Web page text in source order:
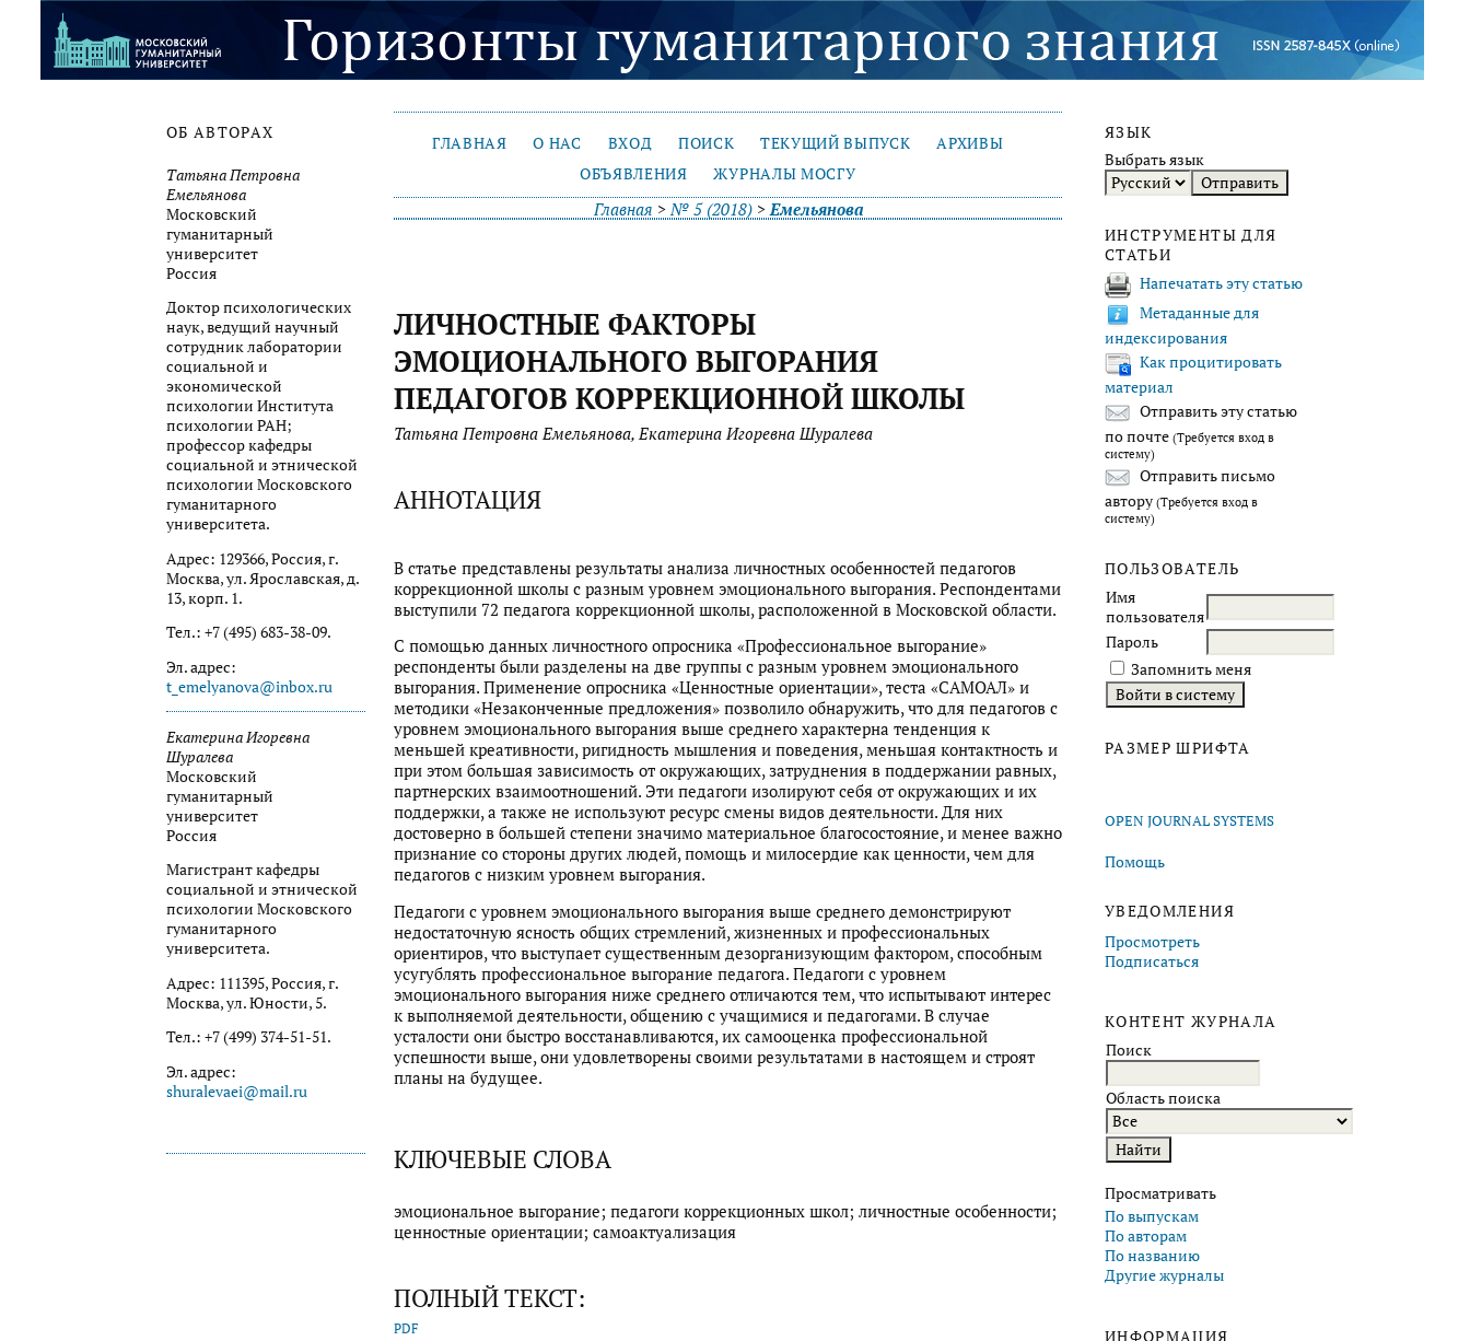
ОБ АВТОРАХ
Татьяна Петровна
Емельянова
Московский
гуманитарный
университет
Россия
Доктор психологических
наук, ведущий научный
сотрудник лаборатории
социальной и
экономической
психологии Института
психологии РАН;
профессор кафедры
социальной и этнической
психологии Московского
гуманитарного
университета.
Адрес: 129366, Россия, г.
Москва, ул. Ярославская, д.
13, корп. 1.
Тел.: +7 (495) 683-38-09.
Эл. адрес:
t_emelyanova@inbox.ru
Екатерина Игоревна
Шуралева
Московский
гуманитарный
университет
Россия
Магистрант кафедры
социальной и этнической
психологии Московского
гуманитарного
университета.
Адрес: 111395, Россия, г.
Москва, ул. Юности, 5.
Тел.: +7 (499) 374-51-51.
Эл. адрес:
shuralevaei@mail.ru
ЯЗЫК
Выбрать язык
ИНСТРУМЕНТЫ ДЛЯ
СТАТЬИ
Напечатать эту статью
Метаданные для
индексирования
Как процитировать
материал
Отправить эту статью
по почте (Требуется вход в
систему)
Отправить письмо
автору (Требуется вход в
систему)
ПОЛЬЗОВАТЕЛЬ
Имя
пользователя
Пароль
Запомнить меня
РАЗМЕР ШРИФТА
OPEN JOURNAL SYSTEMS
Помощь
УВЕДОМЛЕНИЯ
Просмотреть
Подписаться
КОНТЕНТ ЖУРНАЛА
Поиск
Область поиска
Просматривать
По выпускам
По авторам
По названию
Другие журналы
ИНФОРМАЦИЯ
ГЛАВНАЯ О НАС ВХОД ПОИСК ТЕКУЩИЙ ВЫПУСК
АРХИВЫ
ОБЪЯВЛЕНИЯ
ЖУРНАЛЫ МОСГУ
Главная >№ 5 (2018)>Емельянова
ЛИЧНОСТНЫЕ ФАКТОРЫ
ЭМОЦИОНАЛЬНОГО ВЫГОРАНИЯ
ПЕДАГОГОВ КОРРЕКЦИОННОЙ ШКОЛЫ
Татьяна Петровна Емельянова, Екатерина Игоревна Шуралева
АННОТАЦИЯ
В статье представлены результаты анализа личностных особенностей педагогов
коррекционной школы с разным уровнем эмоционального выгорания. Респондентами
выступили 72 педагога коррекционной школы, расположенной в Московской области.
С помощью данных личностного опросника «Профессиональное выгорание»
респонденты были разделены на две группы с разным уровнем эмоционального
выгорания. Применение опросника «Ценностные ориентации», теста «САМОАЛ» и
методики «Незаконченные предложения» позволило обнаружить, что для педагогов с
уровнем эмоционального выгорания выше среднего характерна тенденция к
меньшей креативности, ригидность мышления и поведения, меньшая контактность и
при этом большая зависимость от окружающих, затруднения в поддержании равных,
партнерских взаимоотношений. Эти педагоги изолируют себя от окружающих и их
поддержки, а также не используют ресурс смены видов деятельности. Для них
достоверно в большей степени значимо материальное благосостояние, и менее важно
признание со стороны других людей, помощь и милосердие как ценности, чем для
педагогов с низким уровнем выгорания.
Педагоги с уровнем эмоционального выгорания выше среднего демонстрируют
недостаточную ясность общих стремлений, жизненных и профессиональных
ориентиров, что выступает существенным дезорганизующим фактором, способным
усугублять профессиональное выгорание педагога. Педагоги с уровнем
эмоционального выгорания ниже среднего отличаются тем, что испытывают интерес
к выполняемой деятельности, общению с учащимися и педагогами. В случае
усталости они быстро восстанавливаются, их самооценка профессиональной
успешности выше, они удовлетворены своими результатами в настоящем и строят
планы на будущее.
КЛЮЧЕВЫЕ СЛОВА
эмоциональное выгорание; педагоги коррекционных школ; личностные особенности;
ценностные ориентации; самоактуализация
ПОЛНЫЙ ТЕКСТ:
PDF